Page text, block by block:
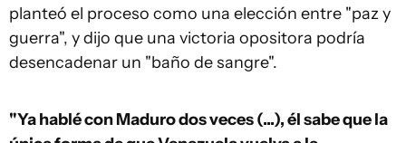
planteó el proceso como una elección entre "paz y
guerra", y dijo que una victoria opositora podría
desencadenar un "baño de sangre".
"Ya hablé con Maduro dos veces (...), él sabe que la